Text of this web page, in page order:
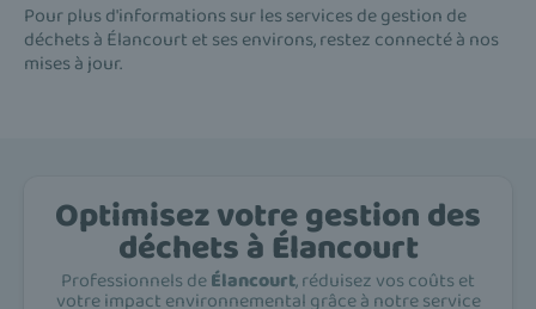
Pour plus d'informations sur les services de gestion de
déchets à Élancourt et ses environs, restez connecté à nos
mises à jour.
Optimisez votre gestion des
déchets à Élancourt
Professionnels deÉlancourt, réduisez vos coûts et
votre impact environnemental grâce à notre service